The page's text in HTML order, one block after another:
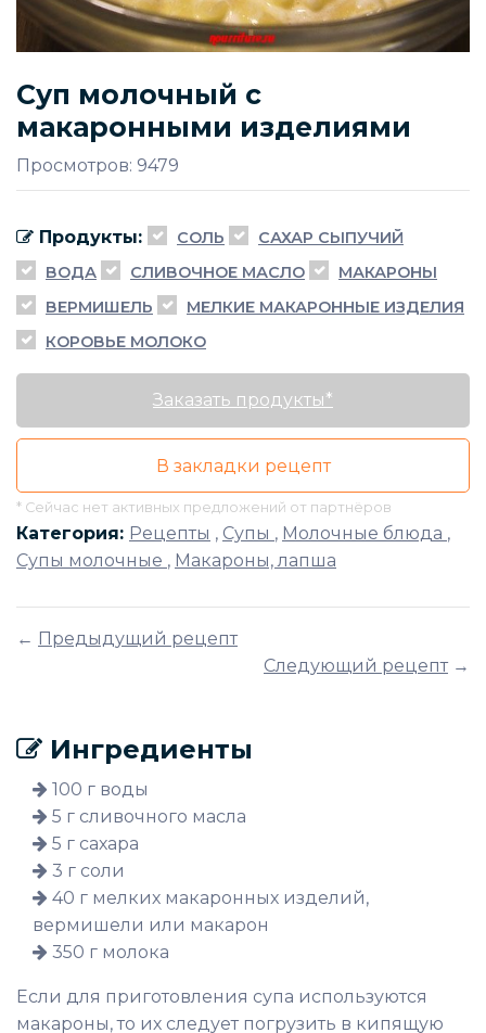
Суп молочный с
макаронными изделиями
Просмотров: 9479
Продукты: СОЛЬ
САХАР СЫПУЧИЙ
ВОДА
СЛИВОЧНОЕ МАСЛО
МАКАРОНЫ
ВЕРМИШЕЛЬ
МЕЛКИЕ МАКАРОННЫЕ ИЗДЕЛИЯ
КОРОВЬЕ МОЛОКО
Заказать продукты*
В закладки рецепт
* Сейчас нет активных предложений от партнёров
Категория: Рецепты , Супы , Молочные блюда ,
Супы молочные , Макароны, лапша
← Предыдущий рецепт
Следующий рецепт→
Ингредиенты
100 г воды
5 г сливочного масла
5 г сахара
3 г соли
40 г мелких макаронных изделий,
вермишели или макарон
350 г молока
Если для приготовления супа используются
макароны, то их следует погрузить в кипящую